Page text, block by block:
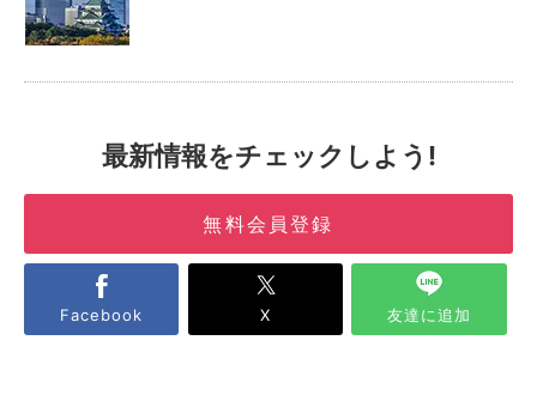
最新情報をチェックしよう!
無料会員登録
Facebook X 友達に追加